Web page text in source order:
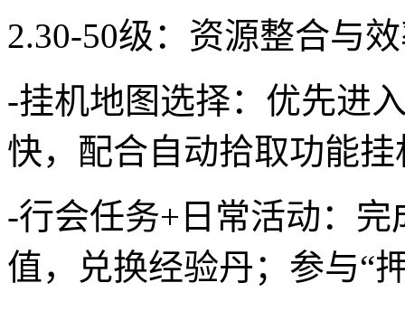
2.30-50级：资源整合与
-挂机地图选择：优先进
快，配合自动拾取功能
-行会任务+日常活动：
值，兑换经验丹；参与“